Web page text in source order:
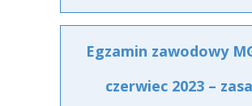
Egzamin zawodowy
czerwiec 2023 –